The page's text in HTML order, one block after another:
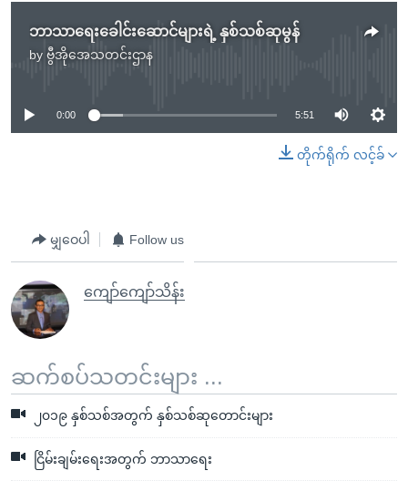
ဘာသာရေးခေါင်းဆောင်များရဲ့ နှစ်သစ်ဆုမွန်
by ဗွီအိုအေသတင်းဌာန
No media source currently available
0:00 5:51
တိုက်ရိုက် လင့်ခ်
မျှဝေပါ Follow us
ကျော်ကျော်သိန်း
ဆက်စပ်သတင်းများ ...
၂၀၁၉ နှစ်သစ်အတွက် နှစ်သစ်ဆုတောင်းများ
ငြိမ်းချမ်းရေးအတွက် ဘာသာရေး